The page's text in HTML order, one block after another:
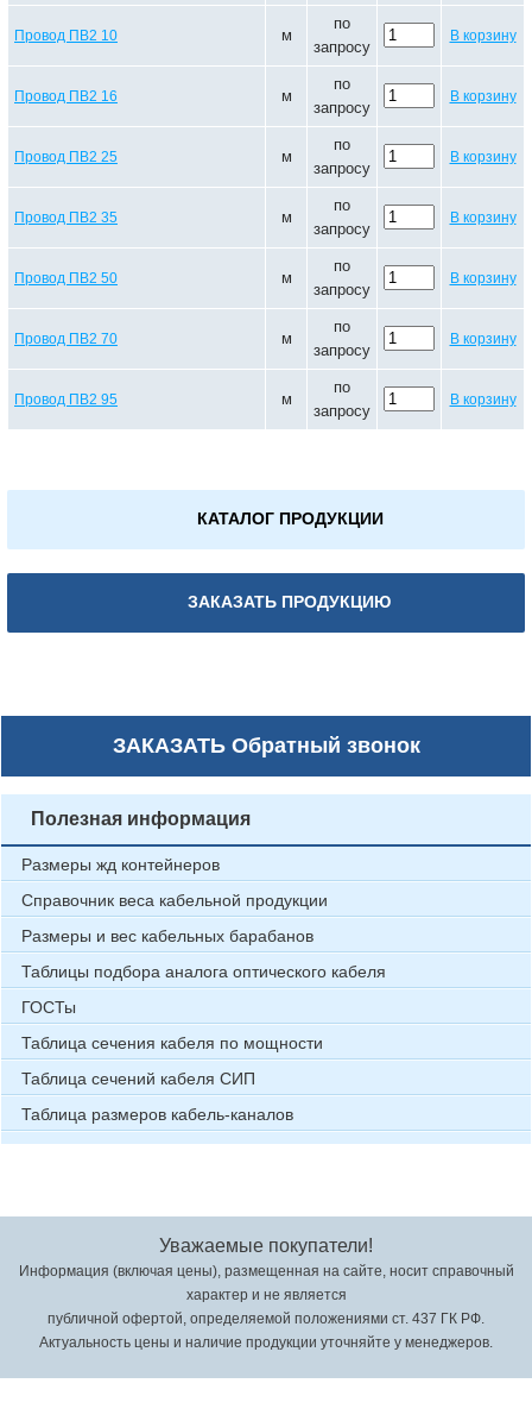
Провод ПВ2 10 м
по
запросу
В корзину
Провод ПВ2 16 м
по
запросу
В корзину
Провод ПВ2 25 м
по
запросу
В корзину
Провод ПВ2 35 м
по
запросу
В корзину
Провод ПВ2 50 м
по
запросу
В корзину
Провод ПВ2 70 м
по
запросу
В корзину
Провод ПВ2 95 м
по
запросу
В корзину
КАТАЛОГ ПРОДУКЦИИ
ЗАКАЗАТЬ ПРОДУКЦИЮ
ЗАКАЗАТЬОбратный звонок
Полезная информация
Размеры жд контейнеров
Справочник веса кабельной продукции
Размеры и вес кабельных барабанов
Таблицы подбора аналога оптического кабеля
ГОСТы
Таблица сечения кабеля по мощности
Таблица сечений кабеля СИП
Таблица размеров кабель-каналов
Уважаемые покупатели!
Информация (включая цены), размещенная на сайте, носит справочный
характер и не является
публичной офертой, определяемой положениями ст. 437 ГК РФ.
Актуальность цены и наличие продукции уточняйте у менеджеров.